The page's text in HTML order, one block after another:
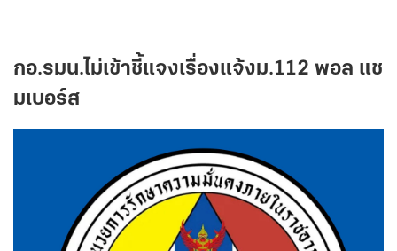
กอ.รมน.ไม่เข้าชี้แจงเรื่องแจ้งม.112 พอล แช
มเบอร์ส